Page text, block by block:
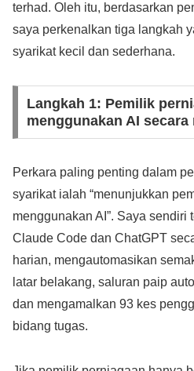
terhad. Oleh itu, berdasarkan
saya perkenalkan tiga langkah
syarikat kecil dan sederhana.
Langkah 1: Pemilik
menggunakan AI secara
Perkara paling penting dalam
syarikat ialah “menunjukkan
menggunakan AI”. Saya sendiri
Claude Code dan ChatGPT
harian, mengautomasikan
latar belakang, saluran paip
dan mengamalkan 93 kes
bidang tugas.